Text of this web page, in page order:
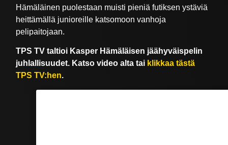
Hämäläinen puolestaan muisti pieniä futiksen ystäviä
heittämällä junioreille katsomoon vanhoja
pelipaitojaan.
TPS TV taltioi Kasper Hämäläisen jäähyväispelin
juhlallisuudet. Katso video alta tai klikkaa tästä
TPS TV:hen.